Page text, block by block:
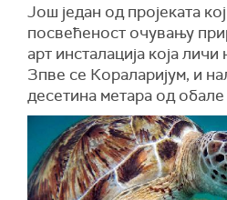
Још један од пројеката
посвећеност очувању
арт инсталација која
Зпве се Кораларијум, и
десетина метара од